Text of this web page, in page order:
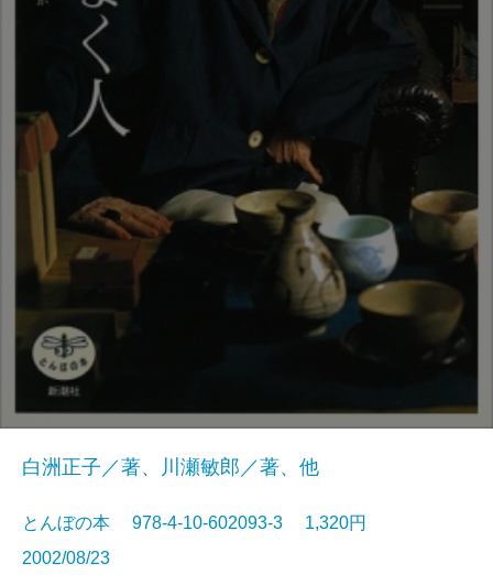
白洲正子／著、川瀬敏郎／著、他
とんぼの本 978-4-10-602093-3 1,320円
2002/08/23